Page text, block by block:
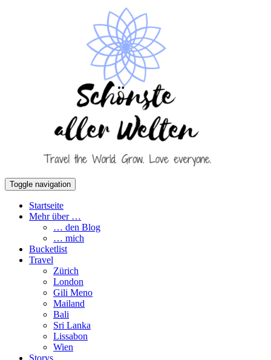
Toggle navigation
Startseite
Mehr über …
… den Blog
… mich
Bucketlist
Travel
Zürich
London
Gili Meno
Mailand
Bali
Sri Lanka
Lissabon
Wien
Storys